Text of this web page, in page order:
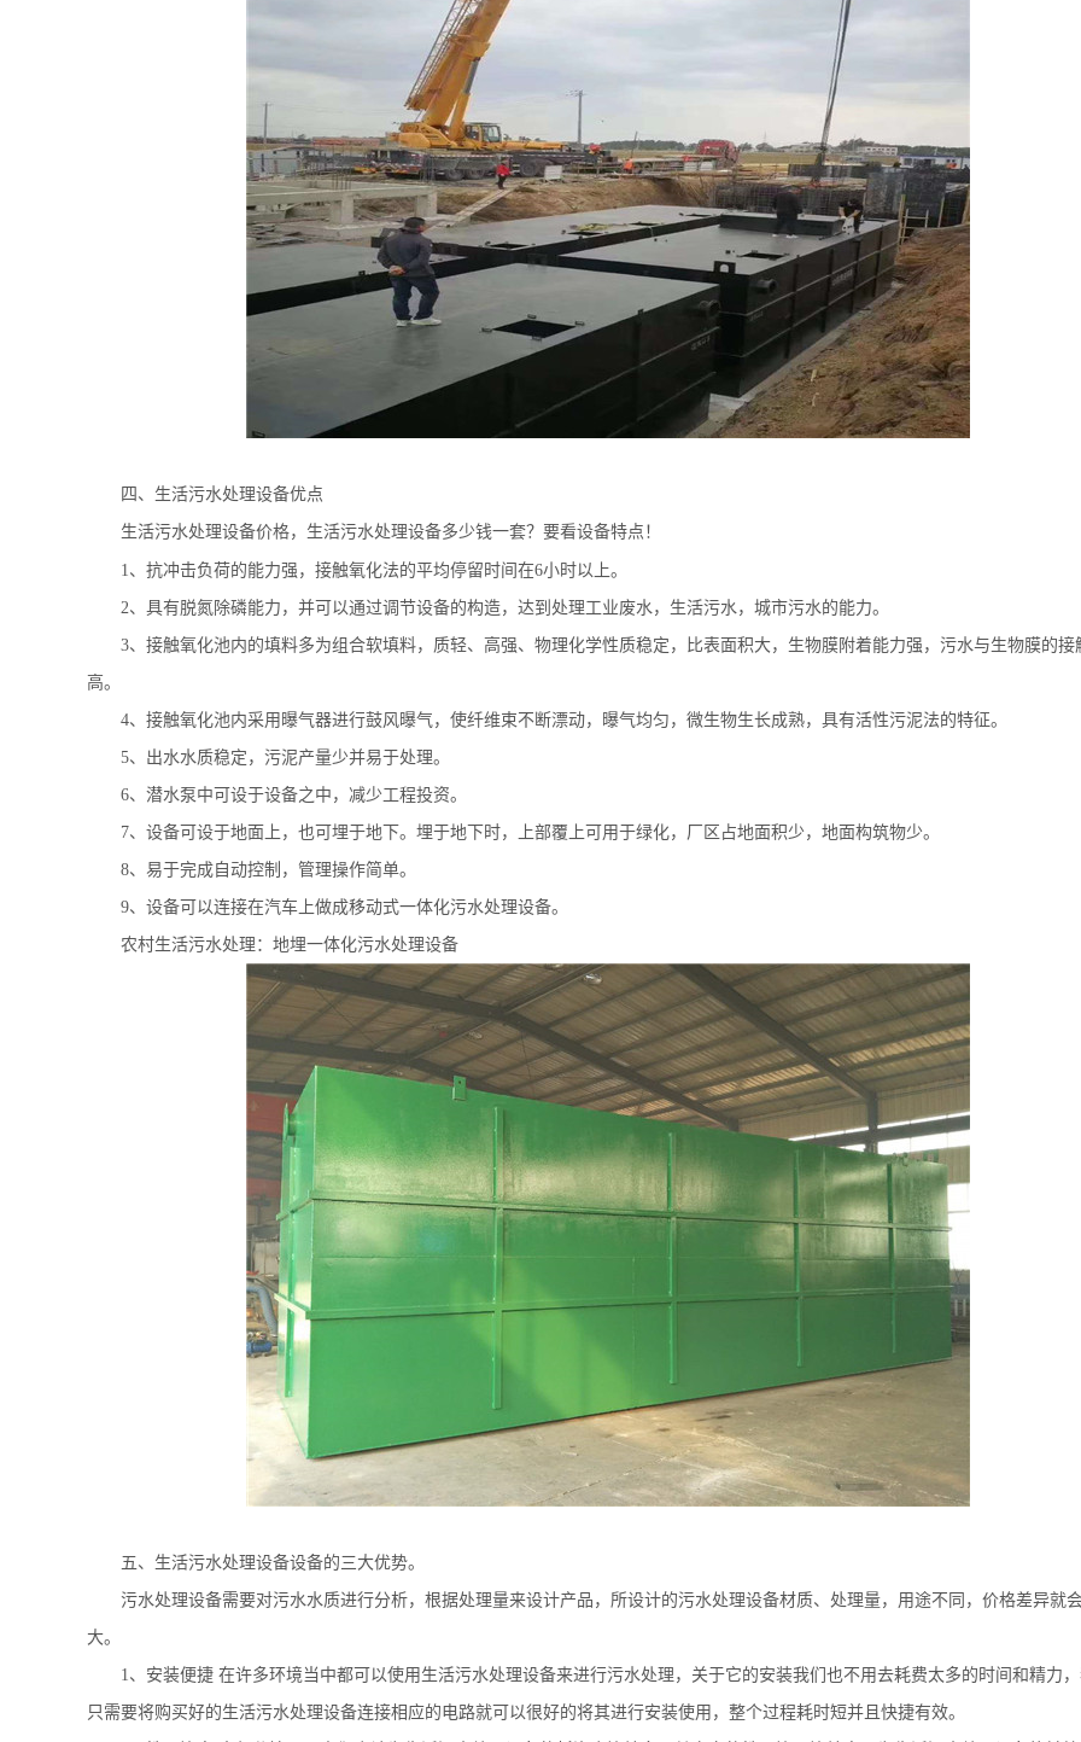
四、生活污水处理设备优点
生活污水处理设备价格， 生活污水处理设备多少钱一套？要看设备特点！
1 、抗冲击负荷的能力强，接触氧化法的平均停留时间在6小时以上。
2、具有脱氮除磷能力，并可以通过调节设备的构造，达到处理工业废水，生活污水，城市污水的能力。
3、接触氧化池内的填料多为组合软填料，质轻、高强、物理化学性质稳定，比表面积大，生物膜附着能力强，污水与生物膜的接
高。
4、接触氧化池内采用曝气器进行鼓风曝气，使纤维束不断漂动，曝气均匀，微生物生长成熟，具有活性污泥法的特征。
5、出水水质稳定，污泥产量少并易于处理。
6、潜水泵中可设于设备之中，减少工程投资。
7、设备可设于地面上，也可埋于地下。埋于地下时，上部覆上可用于绿化，厂区占地面积少，地面构筑物少。
8、易于完成自动控制，管理操作简单。
9、设备可以连接在汽车上做成移动式一体化污水处理设备。
农村生活污水处理：地埋一体化污水处理设备
五、生活污水处理设备设备的三大优势。
污水处理设备需要对污水水质进行分析，根据处理量来设计产品，所设计的污水处理设备材质、处理量，用途不同，价格差异就
大。
1 、安装便捷 在许多环境当中都可以使用 生活污水处理设备来进行污水处理，关于它的安装我们也不用去耗费太多的时间和精力
只需要将购买好的生活污水处理设备连接相应的电路就可以很好的将其进行安装使用，整个过程耗时短并且快捷有效。